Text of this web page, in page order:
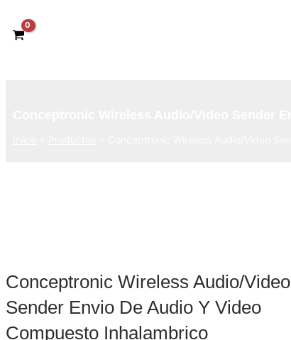
Conceptronic Wireless Audio/Video
Sender Envio De Audio Y Video
Compuesto Inhalambrico